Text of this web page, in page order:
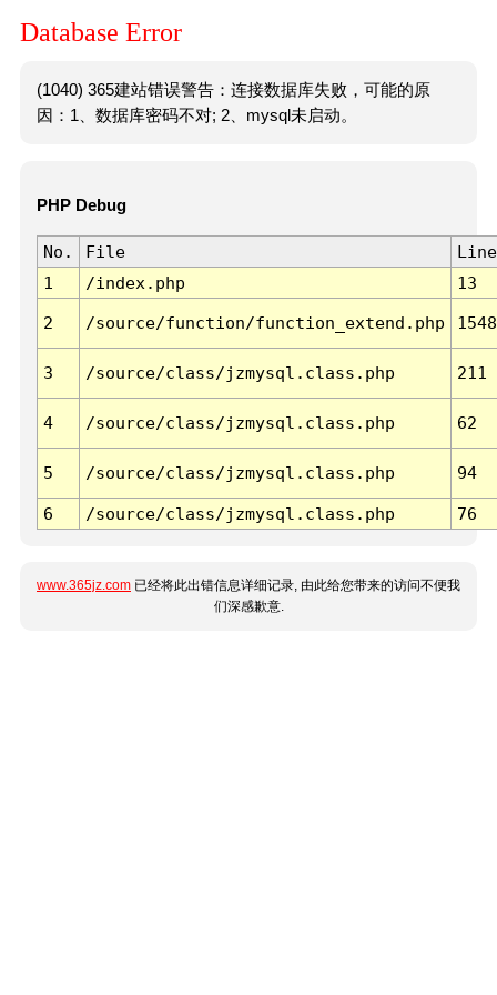
Database Error
(1040) 365建站错误警告：连接数据库失败，可能的原
因：1、数据库密码不对; 2、mysql未启动。
PHP Debug
No. File
Line
1
/index.php 13
2 /source/function/function_extend.php 1548
3 /source/class/jzmysql.class.php 211
4 /source/class/jzmysql.class.php 62
5 /source/class/jzmysql.class.php 94
6 /source/class/jzmysql.class.php 76
www.365jz.com 已经将此出错信息详细记录, 由此给您带来的访问不便我
们深感歉意.